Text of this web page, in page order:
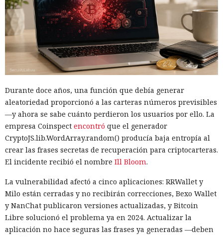
Durante doce años, una función que debía generar
aleatoriedad proporcionó a las carteras números previsibles
—y ahora se sabe cuánto perdieron los usuarios por ello. La
empresa Coinspect encontró que el generador
CryptoJS.lib.WordArray.random() producía baja entropía al
crear las frases secretas de recuperación para criptocarteras.
El incidente recibió el nombre Ill Bloom.
La vulnerabilidad afectó a cinco aplicaciones: RRWallet y
Milo están cerradas y no recibirán correcciones, Bexo Wallet
y NanChat publicaron versiones actualizadas, y Bitcoin
Libre solucionó el problema ya en 2024. Actualizar la
aplicación no hace seguras las frases ya generadas —deben